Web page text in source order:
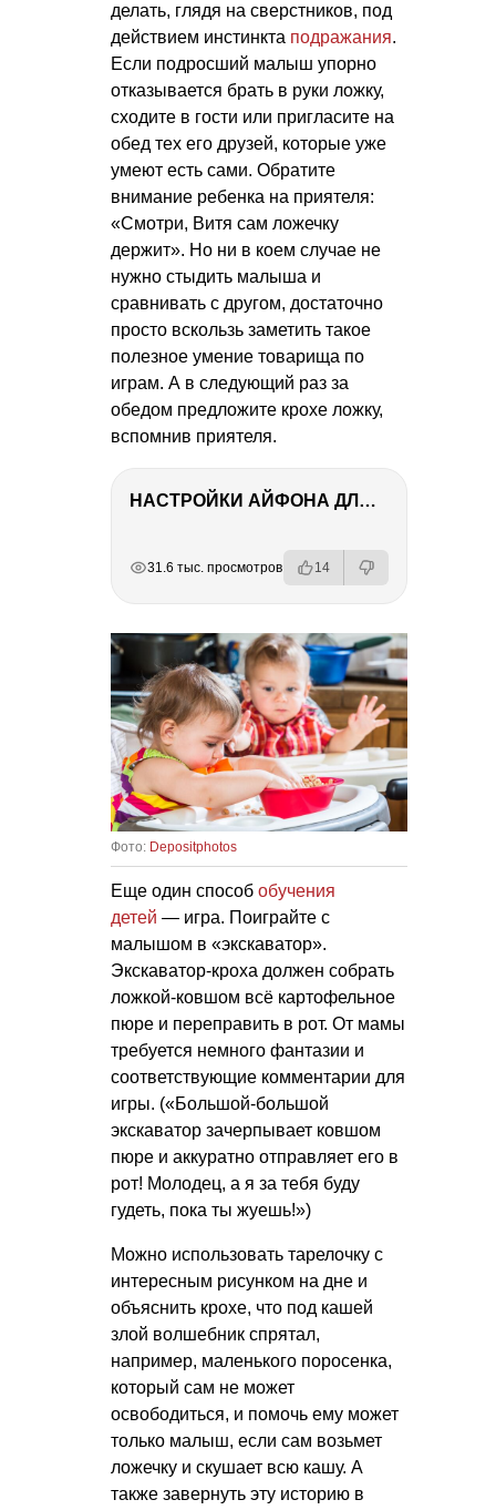
делать, глядя на сверстников, под
действием инстинкта подражания.
Если подросший малыш упорно
отказывается брать в руки ложку,
сходите в гости или пригласите на
обед тех его друзей, которые уже
умеют есть сами. Обратите
внимание ребенка на приятеля:
«Смотри, Витя сам ложечку
держит». Но ни в коем случае не
нужно стыдить малыша и
сравнивать с другом, достаточно
просто вскользь заметить такое
полезное умение товарища по
играм. А в следующий раз за
обедом предложите крохе ложку,
вспомнив приятеля.
НАСТРОЙКИ АЙФОНА ДЛЯ ФОТО И ВИДЕО
31.6 тыс. просмотров 14
Фото: Depositphotos
Еще один способ обучения
детей — игра. Поиграйте с
малышом в «экскаватор».
Экскаватор-кроха должен собрать
ложкой-ковшом всё картофельное
пюре и переправить в рот. От мамы
требуется немного фантазии и
соответствующие комментарии для
игры. («Большой-большой
экскаватор зачерпывает ковшом
пюре и аккуратно отправляет его в
рот! Молодец, а я за тебя буду
гудеть, пока ты жуешь!»)
Можно использовать тарелочку с
интересным рисунком на дне и
объяснить крохе, что под кашей
злой волшебник спрятал,
например, маленького поросенка,
который сам не может
освободиться, и помочь ему может
только малыш, если сам возьмет
ложечку и скушает всю кашу. А
также завернуть эту историю в